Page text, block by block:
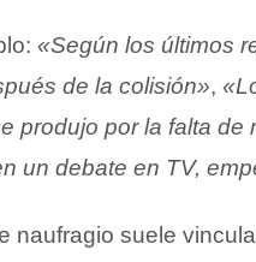
«Según los últimos
de la colisión»,
produjo por la falta de
un debate en TV,
naufragio suele